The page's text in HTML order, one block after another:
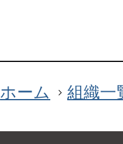
ホーム 組織一